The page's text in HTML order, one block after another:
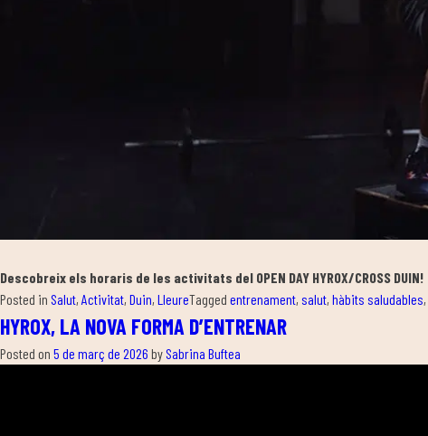
Descobreix els horaris de les activitats del OPEN DAY HYROX/CROSS DUIN!
Posted in Salut, Activitat, Duin, LleureTagged entrenament, salut, hàbits saludables,
HYROX, LA NOVA FORMA D’ENTRENAR
Posted on 5 de març de 2026 bySabrina Buftea